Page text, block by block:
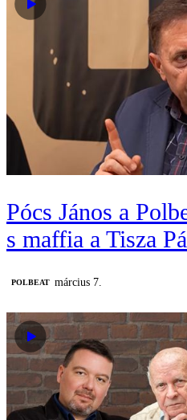
Pócs János a
s maffia a Tisza
‎POLBEAT március 7.